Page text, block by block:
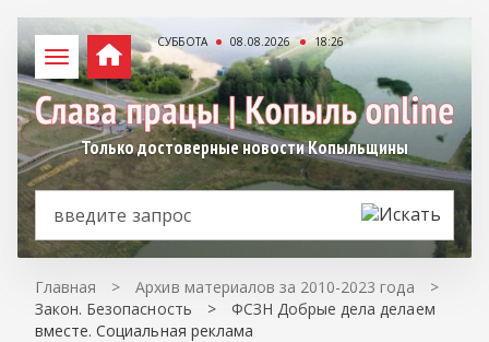
СУББОТА 08.08.2026 18:26
Только достоверные новости Копыльщины
Главная > Архив материалов за 2010-2023 года
>
Закон. Безопасность
>
ФСЗН Добрые дела делаем
вместе. Социальная реклама